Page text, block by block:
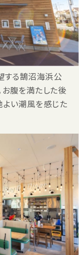
する鵠沼海浜公
お腹を満たした後
よい潮風を感じた